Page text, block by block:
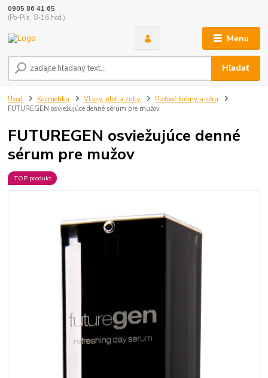
Menu
Hľadať
0905 86 41 65
(Po-Pia, 8-16 hod.)
Úvod Kozmetika Vlasy, pleť a zuby
Pleťové krémy a séra
FUTUREGEN osviežujúce denné sérum pre mužov
FUTUREGEN osviežujúce denné
sérum pre mužov
TOP produkt